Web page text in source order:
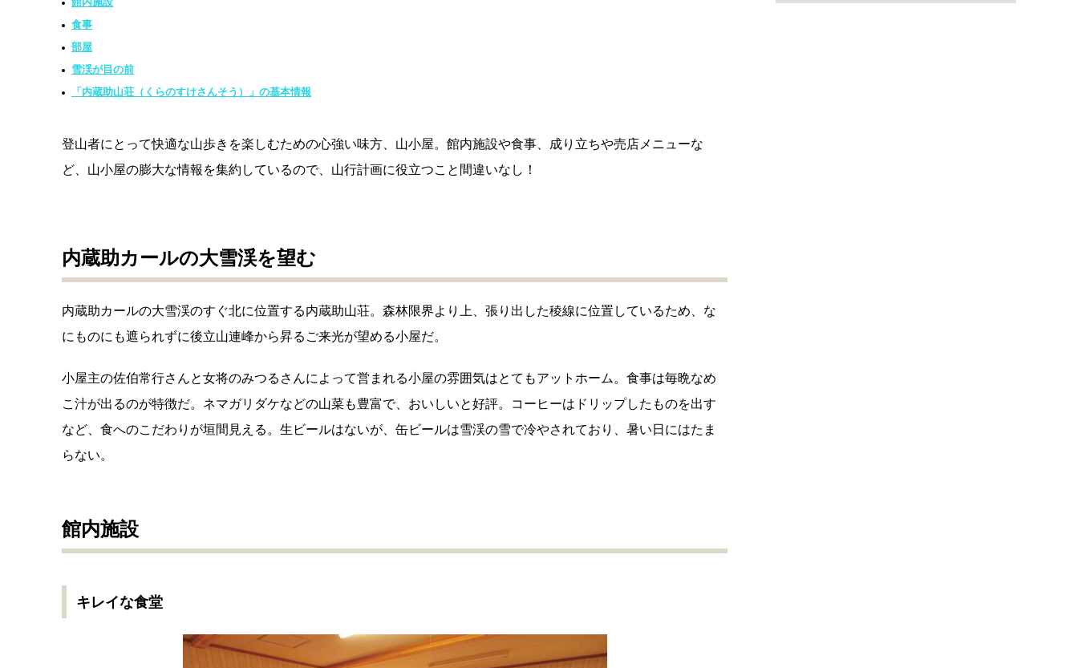
食事
部屋
雪渓が目の前
「内蔵助山荘（くらのすけさんそう）」の基本情報
登山者にとって快適な山歩きを楽しむための心強い味方、山小屋。館内施設や食事、成り立ちや売店メニューな
ど、山小屋の膨大な情報を集約しているので、山行計画に役立つこと間違いなし！
内蔵助カールの大雪渓を望む
内蔵助カールの大雪渓のすぐ北に位置する内蔵助山荘。森林限界より上、張り出した稜線に位置しているため、な
にものにも遮られずに後立山連峰から昇るご来光が望める小屋だ。
小屋主の佐伯常行さんと女将のみつるさんによって営まれる小屋の雰囲気はとてもアットホーム。食事は毎晩なめ
こ汁が出るのが特徴だ。ネマガリダケなどの山菜も豊富で、おいしいと好評。コーヒーはドリップしたものを出す
など、食へのこだわりが垣間見える。生ビールはないが、缶ビールは雪渓の雪で冷やされており、暑い日にはたま
らない。
館内施設
キレイな食堂